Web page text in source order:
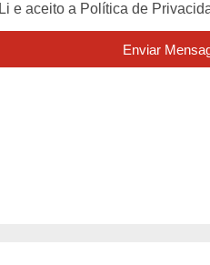
Li e aceito a Política de
Enviar